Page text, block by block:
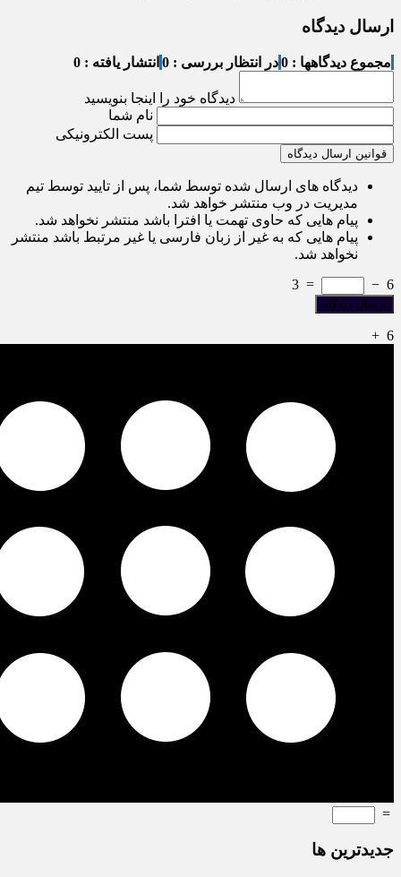
ارسال دیدگاه
مجموع دیدگاهها : 0 در انتظار بررسی : 0 انتشار یافته : 0
دیدگاه خود را اینجا بنویسید
نام شما
پست الکترونیکی
قوانین ارسال دیدگاه
دیدگاه های ارسال شده توسط شما، پس از تایید توسط تیم
مدیریت در وب منتشر خواهد شد.
پیام هایی که حاوی تهمت یا افترا باشد منتشر نخواهد شد.
پیام هایی که به غیر از زبان فارسی یا غیر مرتبط باشد منتشر
نخواهد شد.
6
−
=
3
6
+
=
جديدترين ها